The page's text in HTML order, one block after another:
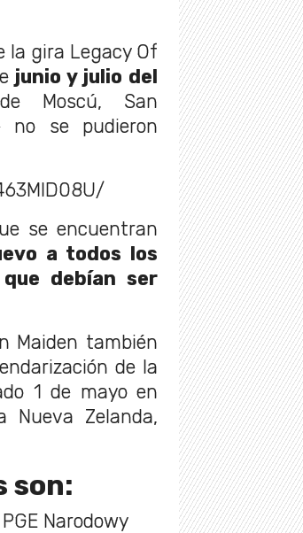
la gira Legacy Of
junio y julio del
Moscú, San
no se pudieron
se encuentran
a todos los
debían ser
Maiden también
de la
1 de mayo en
Zelanda,
son:
Narodowy